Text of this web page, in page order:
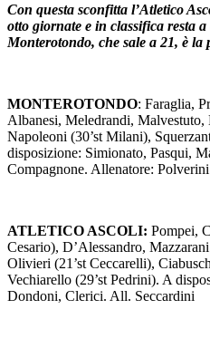
Con questa sconfitta l’Atletico
otto giornate e in classifica resta
Monterotondo, che sale a 21, è la
MONTEROTONDO: Faraglia,
Albanesi, Meledrandi, Malvestuto,
Napoleoni (30’st Milani),
disposizione: Simionato, Pasqui,
Compagnone. Allenatore: Polverini
ATLETICO ASCOLI: Pompei,
Cesario), D’Alessandro,
Olivieri (21’st Ceccarelli),
Vechiarello (29’st Pedrini). A
Dondoni, Clerici. All. Seccardini